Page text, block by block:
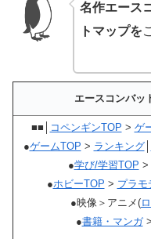
名作エース
トマップを
エースコンバッ
■■│ コペンギンTOP > ゲ
●ゲームTOP > ランキング│
●学び/学習TOP >
●ホビーTOP > プラモ
●映像＞アニメ(
●書籍・マンガ>